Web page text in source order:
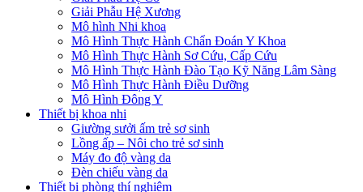
Giải Phẫu Hệ Xương
Mô hình Nhi khoa
Mô Hình Thực Hành Chẩn Đoán Y Khoa
Mô Hình Thực Hành Sơ Cứu, Cấp Cứu
Mô Hình Thực Hành Đào Tạo Kỹ Năng Lâm Sàng
Mô Hình Thực Hành Điều Dưỡng
Mô Hình Đông Y
Thiết bị khoa nhi
Giường sưởi ấm trẻ sơ sinh
Lồng ấp – Nôi cho trẻ sơ sinh
Máy đo độ vàng da
Đèn chiếu vàng da
Thiết bị phòng thí nghiệm